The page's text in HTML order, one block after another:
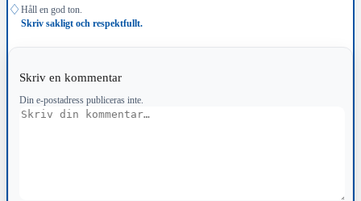
♢ Håll en god ton.
Skriv sakligt och respektfullt.
Skriv en kommentar
Din e-postadress publiceras inte.
Kommentar